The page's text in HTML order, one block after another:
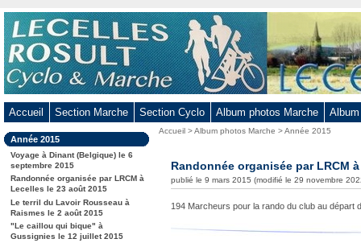
Aller
au
contenu
-
Aller
menu
principal
-
Aller
à
recherche
Accueil Section Marche Section Cyclo Album photos Marche
Dans
la
rubrique
:
Année 2015
Voyage à Dinant (Belgique) le 6
septembre 2015
Randonnée organisée par LRCM à
Lecelles le 23 août 2015
Le terril du Lavoir Rousseau à
Raismes le 2 août 2015
"Le caillou qui bique" à
Gussignies le 12 juillet 2015
Vous
Accueil >Album photos Marche >Année 2015
Randonnée organisée par LRCM
publié le 9 mars 2015 (modifié le 29 novembre
194 Marcheurs pour la rando du club au départ